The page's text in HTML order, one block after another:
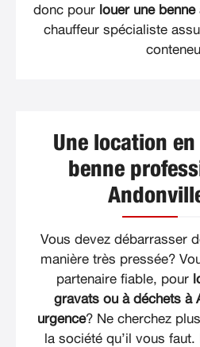
donc pour louer une
chauffeur spécialiste
Une location
benne
Vous devez débarrasser
manière très pressée?
partenaire fiable, pour
gravats ou à déchets à
urgence? Ne cherchez
la société qu’il vous